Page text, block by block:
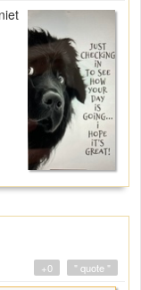
" quote "
+0